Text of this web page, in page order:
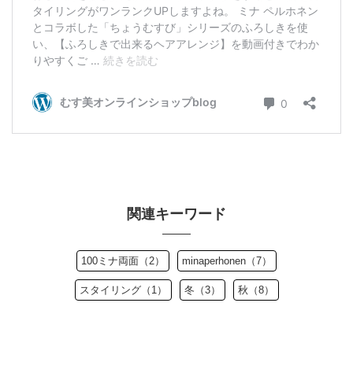
関連キーワード
100ミナ両面（2） minaperhonen（7）
スタイリング（1） 冬（3） 秋（8）